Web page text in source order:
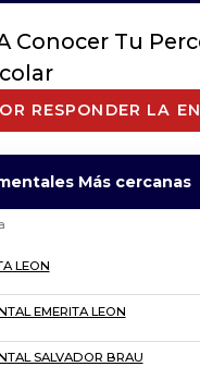
Conocer Tu
RESPONDER LA
Más cercanas
LEON
EMERITA LEON
SALVADOR BRAU